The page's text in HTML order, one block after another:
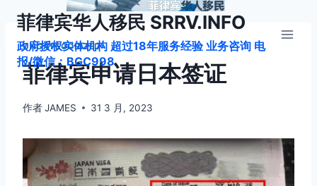
菲律宾华人移民 SRRV.INFO
政府授权实体机构 超过18年服务经验 业务咨询 电
报/微信：BGC998
UNCATEGORIZED
菲律宾申请日本签证
作者JAMES 31 3 月, 2023